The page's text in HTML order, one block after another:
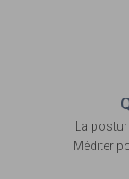
La
Méditer